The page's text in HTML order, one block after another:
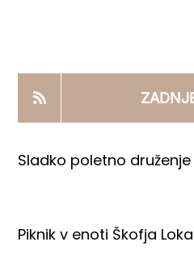
PRODAJNI IZDELKI
AKTUALNO
Sladko poletno
Piknik v enoti Škofja Loka